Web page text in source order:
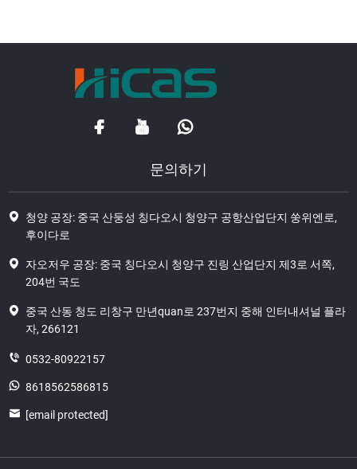
문의하기
청양 공장: 중국 산둥성 칭다오시 청양구 공항산업단지 쑹위엔로,
후이다로
자오저우 공장: 중국 칭다오시 청양구 진링 산업단지 제3로 서쪽,
204번 국도
중국 산동 청도 리창구 만년quan로 237번지 중해 인터내셔널 플라
자, 266121
0532-80922157
8618562586815
[email protected]